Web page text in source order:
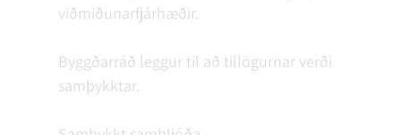
viðmiðunarfjárhæðir.
Byggðarráð leggur til að tillögurnar verði
samþykktar.